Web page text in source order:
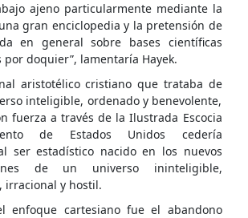
ajeno particularmente mediante la
gran enciclopedia y la pretensión de
en general sobre bases científicas
doquier”, lamentaría Hayek.
aristotélico cristiano que trataba de
inteligible, ordenado y benevolente,
fuerza a través de la Ilustrada Escocia
de Estados Unidos cedería
ser estadístico nacido en los nuevos
de un universo ininteligible,
irracional y hostil.
enfoque cartesiano fue el abandono